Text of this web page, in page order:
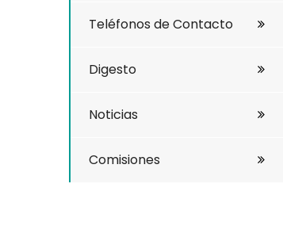
Teléfonos de Contacto
Digesto
Noticias
Comisiones